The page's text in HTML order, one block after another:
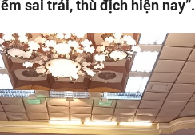
sai trái, thù địch hiện nay”.